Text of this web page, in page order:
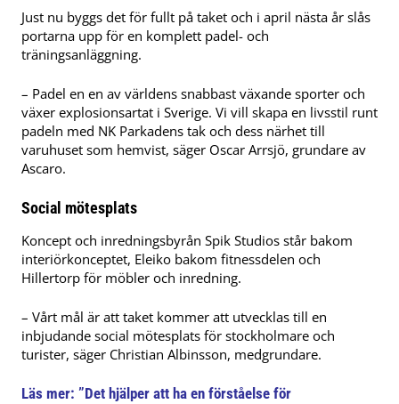
Just nu byggs det för fullt på taket och i april nästa år slås
portarna upp för en komplett padel- och
träningsanläggning.
– Padel en en av världens snabbast växande sporter och
växer explosionsartat i Sverige. Vi vill skapa en livsstil runt
padeln med NK Parkadens tak och dess närhet till
varuhuset som hemvist, säger Oscar Arrsjö, grundare av
Ascaro.
Social mötesplats
Koncept och inredningsbyrån Spik Studios står bakom
interiörkonceptet, Eleiko bakom fitnessdelen och
Hillertorp för möbler och inredning.
– Vårt mål är att taket kommer att utvecklas till en
inbjudande social mötesplats för stockholmare och
turister, säger Christian Albinsson, medgrundare.
Läs mer: ”Det hjälper att ha en förståelse för